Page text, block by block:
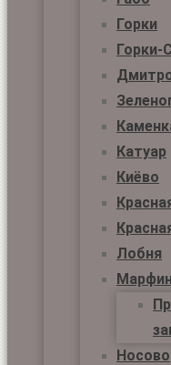
Горки
Горки-
Катуар
Киёво
Лобня
Носово